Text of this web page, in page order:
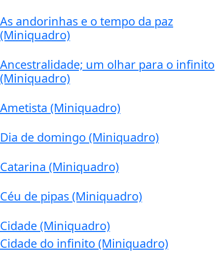
As andorinhas e o tempo da paz
(Miniquadro)
Ancestralidade; um olhar para o infinito
(Miniquadro)
Ametista (Miniquadro)
Dia de domingo (Miniquadro)
Catarina (Miniquadro)
Céu de pipas (Miniquadro)
Cidade (Miniquadro)
Cidade do infinito (Miniquadro)